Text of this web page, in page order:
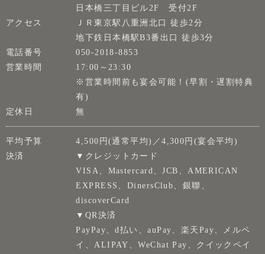
日本橋三丁目ビル2F 受付2F
アクセス
ＪＲ東京駅八重洲北口 徒歩2分
地下鉄日本橋駅B3番出口 徒歩3分
電話番号
050-2018-8853
営業時間
17:00～23:30
※営業時間前も宴会可能！(早割・遅割特典
有)
定休日
無
平均予算
4,500円(通常平均)／4,300円(宴会平均)
決済
▼クレジットカード
VISA、Mastercard、JCB、AMERICAN
EXPRESS、DinersClub、銀聯、
discoverCard
▼QR決済
PayPay、d払い、auPay、楽天Pay、メルペ
イ、ALIPAY、WeChat Pay、クイックペイ